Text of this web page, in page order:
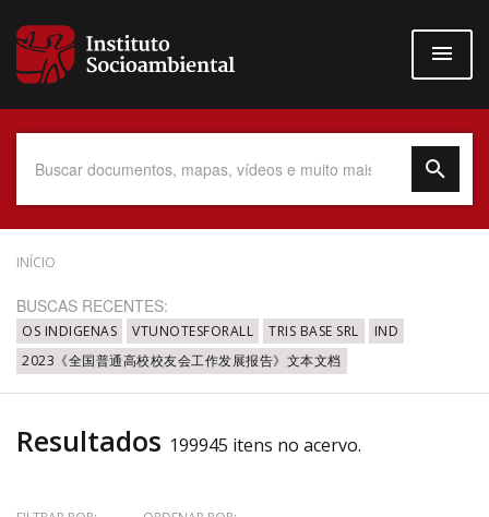
para
conteúdo
Data do Documento
Até
INÍCIO
BUSCAS RECENTES:
OS INDIGENAS VTUNOTESFORALL TRIS BASE SRL
IND
2023《全国普通高校校友会工作发展报告》文本文档
Resultados 199945 itens no acervo.